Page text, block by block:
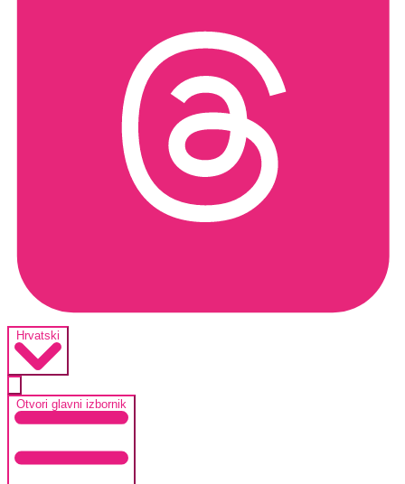
Hrvatski
Otvori glavni izbornik